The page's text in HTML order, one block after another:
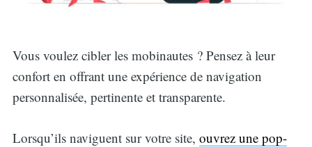
Vous voulez cibler les mobinautes ? Pensez à leur
confort en offrant une expérience de navigation
personnalisée, pertinente et transparente.
Lorsqu’ils naviguent sur votre site, ouvrez une pop-